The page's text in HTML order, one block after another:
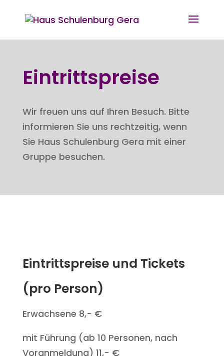
Eintrittspreise
Wir freuen uns auf Ihren Besuch. Bitte
informieren Sie uns rechtzeitig, wenn
Sie Haus Schulenburg Gera mit einer
Gruppe besuchen.
Eintrittspreise und Tickets
(pro Person)
Erwachsene 8,- €
mit Führung (ab 10 Personen, nach
Voranmeldung) 11,- €